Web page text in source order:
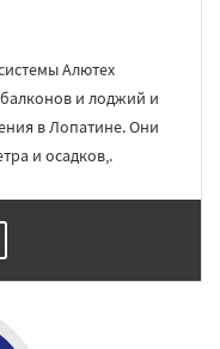
Алютех
и лоджий и
в Лопатине. Они
и осадков,.